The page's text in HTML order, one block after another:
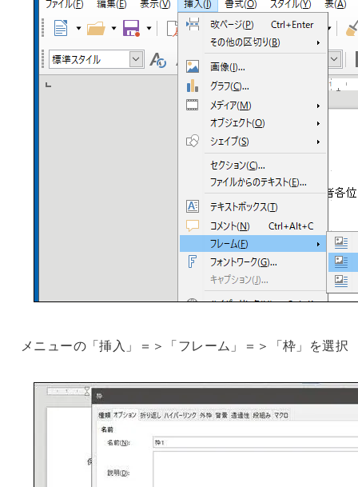
メニューの「挿入」＝＞「フレーム」＝＞「枠」を選択